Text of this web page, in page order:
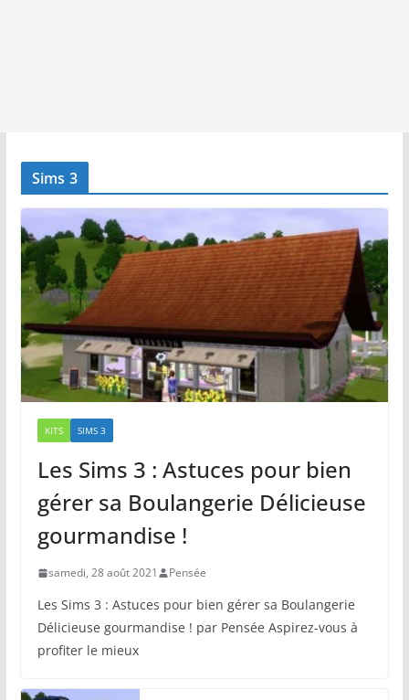
Sims 3
KITS SIMS 3
Les Sims 3 : Astuces pour bien
gérer sa Boulangerie Délicieuse
gourmandise !
samedi, 28 août 2021 Pensée
Les Sims 3 : Astuces pour bien gérer sa Boulangerie
Délicieuse gourmandise ! par Pensée Aspirez-vous à
profiter le mieux